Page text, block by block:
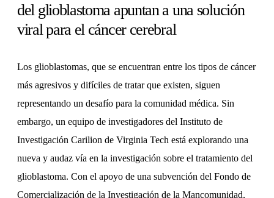
del glioblastoma apuntan a una solución
viral para el cáncer cerebral
Los glioblastomas, que se encuentran entre los tipos de cáncer
más agresivos y difíciles de tratar que existen, siguen
representando un desafío para la comunidad médica. Sin
embargo, un equipo de investigadores del Instituto de
Investigación Carilion de Virginia Tech está explorando una
nueva y audaz vía en la investigación sobre el tratamiento del
glioblastoma. Con el apoyo de una subvención del Fondo de
Comercialización de la Investigación de la Mancomunidad,